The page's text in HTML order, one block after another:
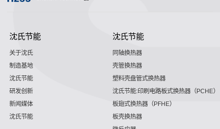
沈氏节能
关于沈氏
制造基地
沈氏节能
研发创新
新闻媒体
沈氏节能
沈氏节能
同轴换热器
壳管换热器
塑料壳盘管式换热器
沈氏节能:印刷电路板式换热器（PCHE）
板翅式换热器（PFHE）
板壳换热器